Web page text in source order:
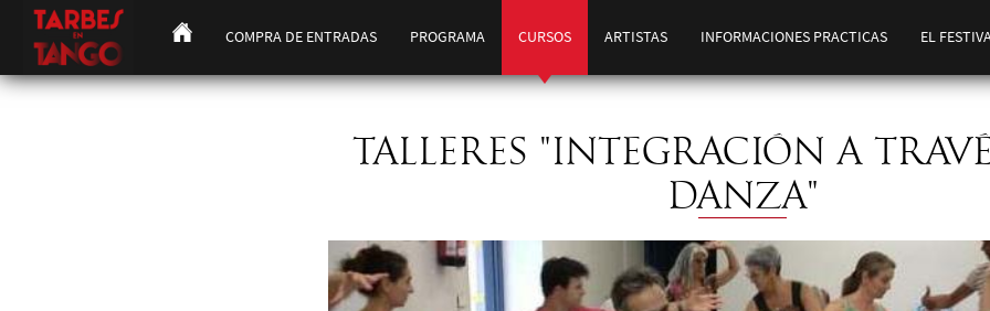
COMPRA DE ENTRADAS PROGRAMA CURSOS ARTISTAS INFORMACIONES PRACTICAS EL
TALLERES "INTEGRACIÓN A
DANZA"